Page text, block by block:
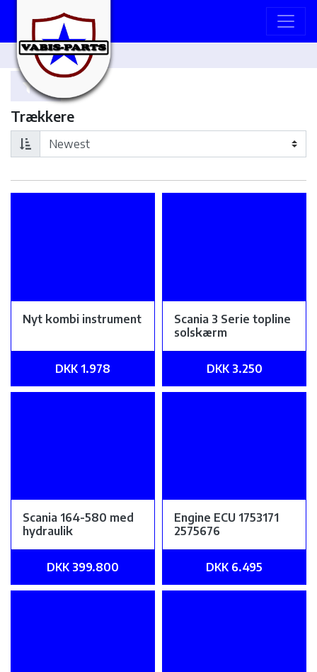
Trækkere
Nyt kombi instrument
DKK 1.978
Scania 3 Serie topline
solskærm
DKK 3.250
Scania 164-580 med
hydraulik
DKK 399.800
Engine ECU 1753171
2575676
DKK 6.495